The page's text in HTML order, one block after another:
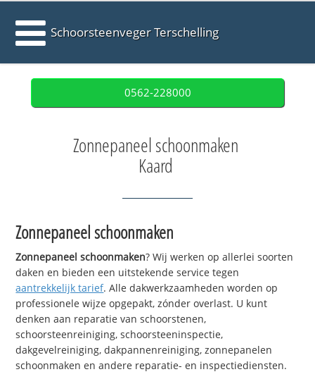
Schoorsteenveger Terschelling
0562-228000
Zonnepaneel schoonmaken
Kaard
Zonnepaneel schoonmaken
Zonnepaneel schoonmaken? Wij werken op allerlei soorten
daken en bieden een uitstekende service tegen
aantrekkelijk tarief. Alle dakwerkzaamheden worden op
professionele wijze opgepakt, zónder overlast. U kunt
denken aan reparatie van schoorstenen,
schoorsteenreiniging, schoorsteeninspectie,
dakgevelreiniging, dakpannenreiniging, zonnepanelen
schoonmaken en andere reparatie- en inspectiediensten.